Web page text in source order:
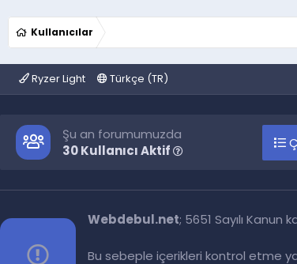
Kullanıcılar
Ryzer Light Türkçe (TR)
Şu an forumumuzda
30 Kullanıcı Aktif
Webdebul.net; 5651 Sayılı Kanun
Bu sebeple içerikleri kontrol etme